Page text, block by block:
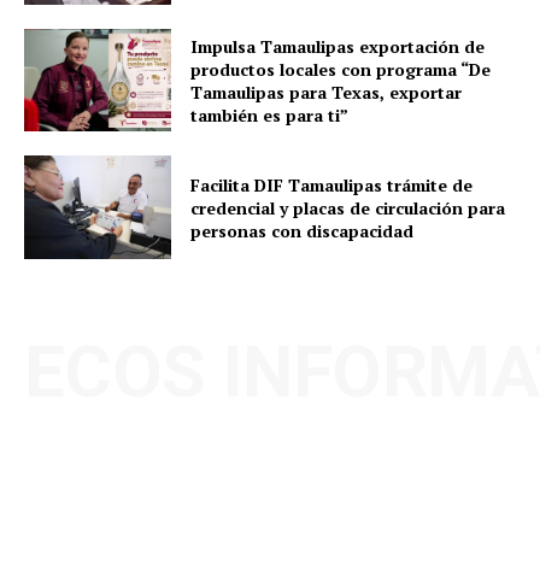
Impulsa Tamaulipas exportación de
productos locales con programa “De
Tamaulipas para Texas, exportar
también es para ti”
Facilita DIF Tamaulipas trámite de
credencial y placas de circulación para
personas con discapacidad